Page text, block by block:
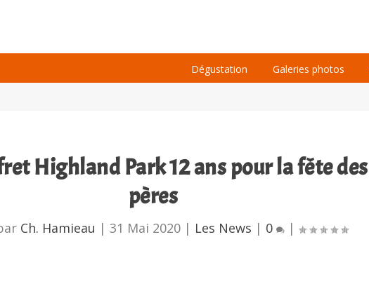
Dégustation Galeries photos
Highland Park 12 ans pour la fête des
pères
Ch. Hamieau |31 Mai 2020 | Les News | 0 |